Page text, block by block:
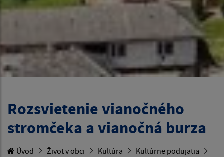
Rozsvietenie vianočného
stromčeka a vianočná burza
Úvod Život v obci Kultúra
Kultúrne podujatia